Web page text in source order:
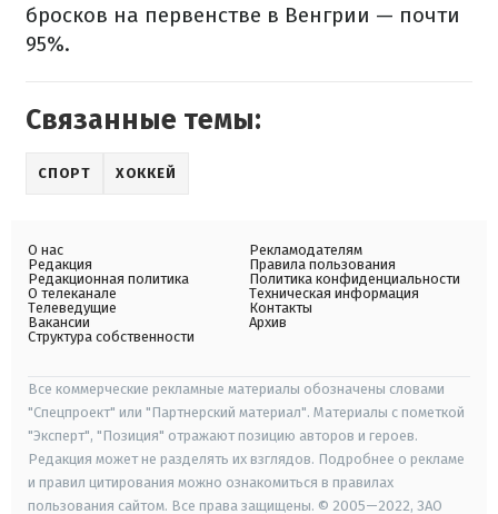
бросков на первенстве в Венгрии — почти
95%.
Связанные темы:
СПОРТ ХОККЕЙ
О нас
Редакция
Редакционная политика
О телеканале
Телеведущие
Вакансии
Структура собственности
Рекламодателям
Правила пользования
Политика конфиденциальности
Техническая информация
Контакты
Архив
Все коммерческие рекламные материалы обозначены словами
"Спецпроект" или "Партнерский материал". Материалы с пометкой
"Эксперт", "Позиция" отражают позицию авторов и героев.
Редакция может не разделять их взглядов. Подробнее о рекламе
и правил цитирования можно ознакомиться в правилах
пользования сайтом. Все права защищены. © 2005—2022, ЗАО